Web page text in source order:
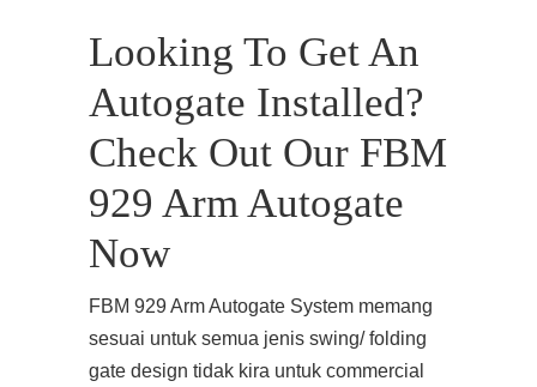
Looking To Get An
Autogate Installed?
Check Out Our FBM
929 Arm Autogate
Now
FBM 929 Arm Autogate System memang
sesuai untuk semua jenis swing/ folding
gate design tidak kira untuk commercial